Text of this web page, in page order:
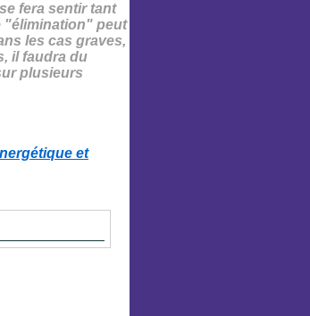
fera sentir tant
"élimination" peut
les cas graves,
il faudra du
plusieurs
et